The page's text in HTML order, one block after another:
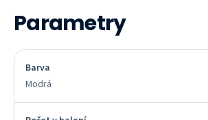
Parametry
Barva
Modrá